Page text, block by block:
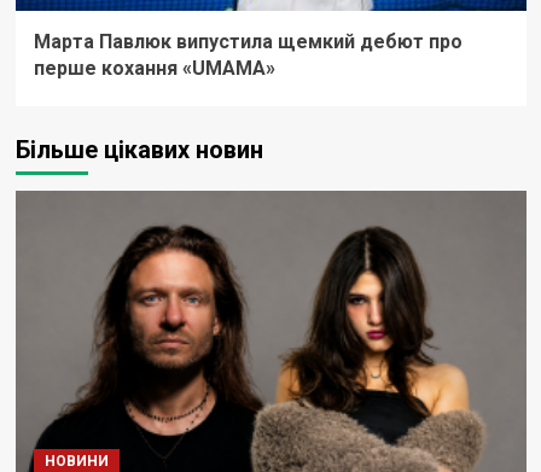
Марта Павлюк випустила щемкий дебют про
перше кохання «UМАМА»
Більше цікавих новин
НОВИНИ